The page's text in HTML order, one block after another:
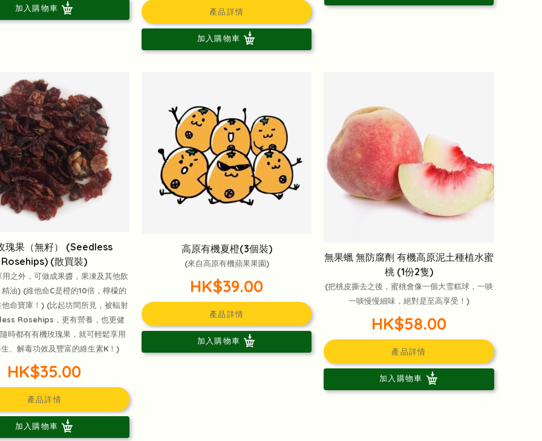
加入購物車 產品詳情
加入購物車
瑰果（無籽） (Seedless
Rosehips) (散買裝)
之外，可做成果醬，果凍及其他飲
油) (維他命C是橙的10倍，檸檬的
命寶庫！) (比起坊間所見，被輻射
Rosehips，更有營養，也更健
時都有有機玫瑰果，就可輕鬆享用
、解毒功效及豐富的維生素K！)
HK$35.00
產品詳情
加入購物車
高原有機夏橙(3個裝)
(來自高原有機蘋果果園)
HK$39.00
產品詳情
加入購物車
無果蠟 無防腐劑 有機高原泥土種植水蜜
桃 (1份2隻)
(把桃皮撕去之後，蜜桃會像一個大雪糕球，一啖
一啖慢慢細味，絕對是至高享受！)
HK$58.00
產品詳情
加入購物車